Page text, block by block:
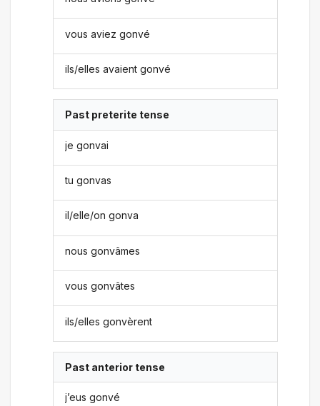
vous aviez gonvé
ils/elles avaient gonvé
Past preterite tense
je gonvai
tu gonvas
il/elle/on gonva
nous gonvâmes
vous gonvâtes
ils/elles gonvèrent
Past anterior tense
j’eus gonvé